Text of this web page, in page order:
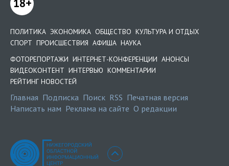
18+
ПОЛИТИКА ЭКОНОМИКА ОБЩЕСТВО КУЛЬТУРА И ОТДЫХ
СПОРТ ПРОИСШЕСТВИЯ АФИША НАУКА
ФОТОРЕПОРТАЖИ ИНТЕРНЕТ-КОНФЕРЕНЦИИ АНОНСЫ
ВИДЕОКОНТЕНТ ИНТЕРВЬЮ КОММЕНТАРИИ
РЕЙТИНГ НОВОСТЕЙ
Главная Подписка Поиск RSS Печатная версия
Написать нам Реклама на сайте О редакции